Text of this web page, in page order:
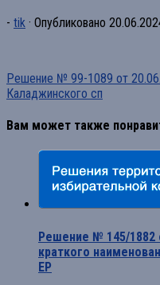
- tik · Опубликовано
Решение № 99-1089 от
Каладжинского сп
Вам может также
Решение № 145/1882
краткого
ЕР